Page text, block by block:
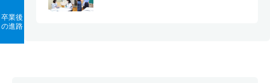
卒業後
の進路